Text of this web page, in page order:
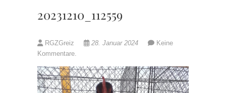
20231210_112559
RGZGreiz 28. Januar 2024
Keine
Kommentare.